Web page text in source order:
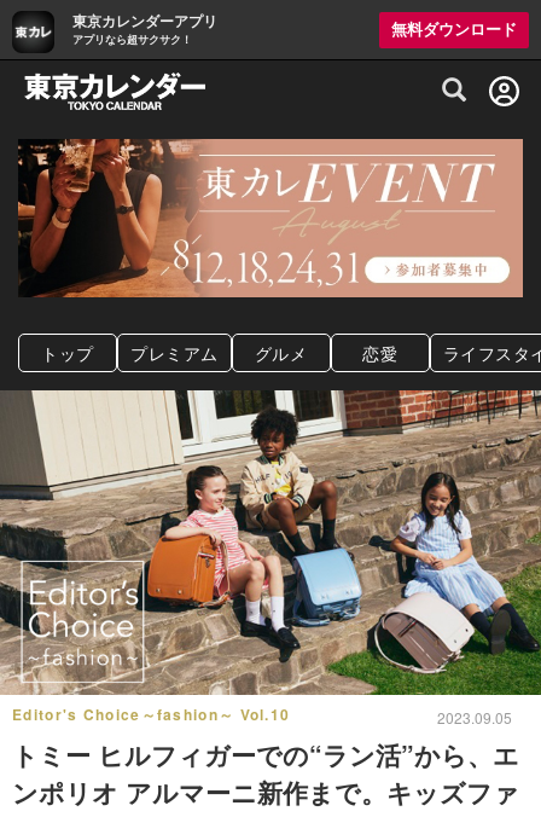
東京カレンダーアプリ
アプリなら超サクサク！
無料ダウンロード
グルメ情報・プレミアムレストラン予約
トップ プレミアム グルメ 恋愛 ライフスタ
Editor's Choice～fashion～ Vol.10 2023.09.05
トミー ヒルフィガーでの“ラン活”から、エ
ンポリオ アルマーニ新作まで。キッズファ